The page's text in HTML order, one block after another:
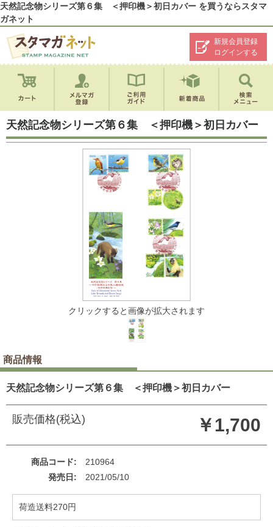
天然記念物シリーズ第６集 ＜押印機＞初日カバー を買うならスタマ
ガネット
新規会員登録
ログインする
天然記念物シリーズ第６集 ＜押印機＞初日カバー
クリックすると画像が拡大されます
商品情報
天然記念物シリーズ第６集 ＜押印機＞初日カバー
販売価格(税込) ￥1,700
商品コード
210964
発売日
2021/05/10
荷造送料270円